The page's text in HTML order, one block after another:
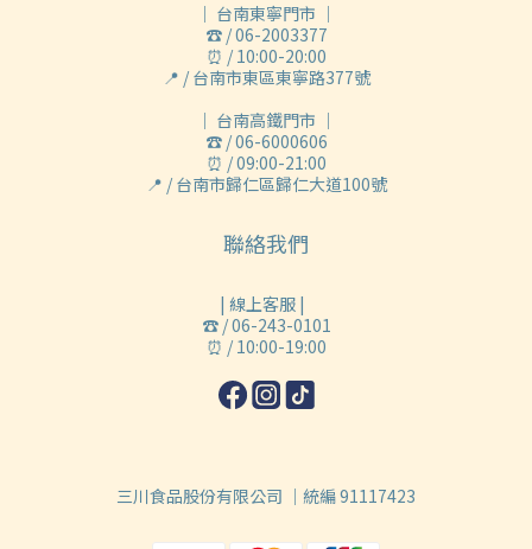
｜ 台南東寧門市 ｜
☎ / 06-2003377
⏰ / 10:00-20:00
📍 / 台南市東區東寧路377號
｜ 台南高鐵門市 ｜
☎ / 06-6000606
⏰ / 09:00-21:00
📍 / 台南市歸仁區歸仁大道100號
聯絡我們
| 線上客服 |
☎ / 06-243-0101
⏰ / 10:00-19:00
三川食品股份有限公司 ｜統編 91117423